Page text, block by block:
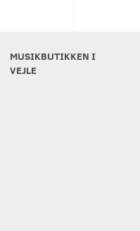
MUSIKBUTIKKEN I
VEJLE